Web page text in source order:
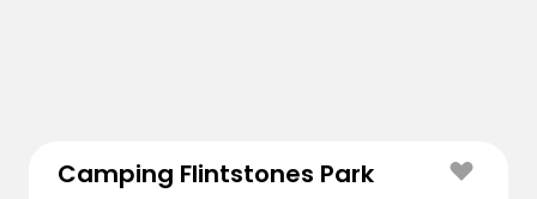
Camping Flintstones Park